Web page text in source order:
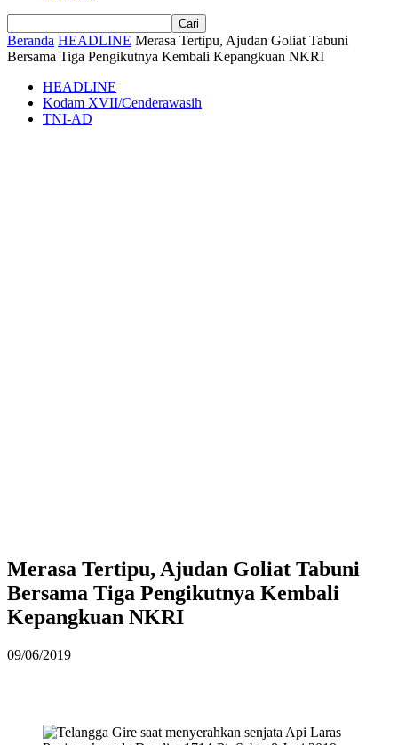
Beranda HEADLINE Merasa Tertipu, Ajudan Goliat Tabuni
Bersama Tiga Pengikutnya Kembali Kepangkuan NKRI
HEADLINE
Kodam XVII/Cenderawasih
TNI-AD
Merasa Tertipu, Ajudan Goliat Tabuni
Bersama Tiga Pengikutnya Kembali
Kepangkuan NKRI
09/06/2019